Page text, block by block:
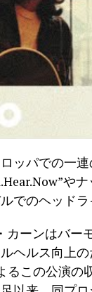
ッパでの一
や
でのヘッド
カーンはバー
ヘルス向上
るこの公演の